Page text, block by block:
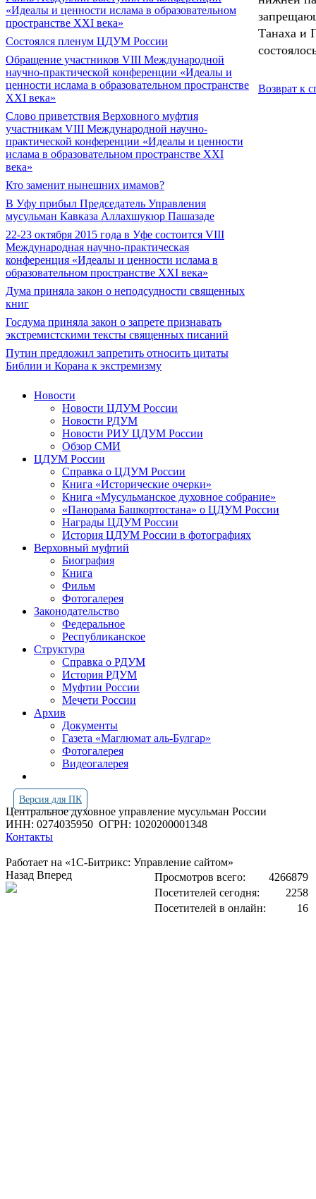
«Идеалы и ценности ислама в образовательном
пространстве XXI века»
Состоялся пленум ЦДУМ России
Обращение участников VIII Международной
научно-практической конференции «Идеалы и
ценности ислама в образовательном пространстве
XXI века»
Слово приветствия Верховного муфтия
участникам VIII Международной научно-
практической конференции «Идеалы и ценности
ислама в образовательном пространстве XXI
века»
Кто заменит нынешних имамов?
В Уфу прибыл Председатель Управления
мусульман Кавказа Аллахшукюр Пашазаде
22-23 октября 2015 года в Уфе состоится VIII
Международная научно-практическая
конференция «Идеалы и ценности ислама в
образовательном пространстве XXI века»
Дума приняла закон о неподсудности священных
книг
Госдума приняла закон о запрете признавать
экстремистскими тексты священных писаний
Путин предложил запретить относить цитаты
Библии и Корана к экстремизму
Танаха и
Возврат к
Новости
Новости ЦДУМ России
Новости РДУМ
Новости РИУ ЦДУМ России
Обзор СМИ
ЦДУМ России
Справка о ЦДУМ России
Книга «Исторические очерки»
Книга «Мусульманское духовное собрание»
«Панорама Башкортостана» о ЦДУМ России
Награды ЦДУМ России
История ЦДУМ России в фотографиях
Верховный муфтий
Биография
Книга
Фильм
Фотогалерея
Законодательство
Федеральное
Республиканское
Структура
Справка о РДУМ
История РДУМ
Муфтии России
Мечети России
Архив
Документы
Газета «Маглюмат аль-Булгар»
Фотогалерея
Видеогалерея
Версия для ПК
Центральное духовное управление мусульман России
ИНН: 0274035950 ОГРН: 1020200001348
Контакты
Работает на «1С-Битрикс: Управление сайтом»
Просмотров всего:
4266879
Посетителей сегодня:
2258
Посетителей в онлайн:
16
Назад Вперед